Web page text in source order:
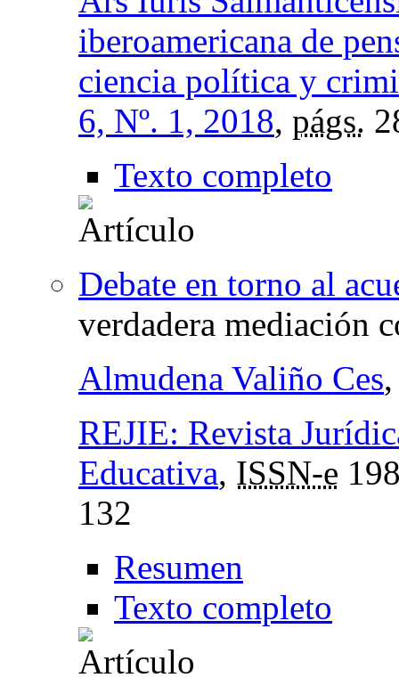
iberoamericana de
ciencia política y
6, Nº. 1, 2018, págs.
Texto completo
Debate en torno al
verdadera mediación
Almudena Valiño Ces
REJIE: Revista
Educativa, ISSN-e
132
Resumen
Texto completo